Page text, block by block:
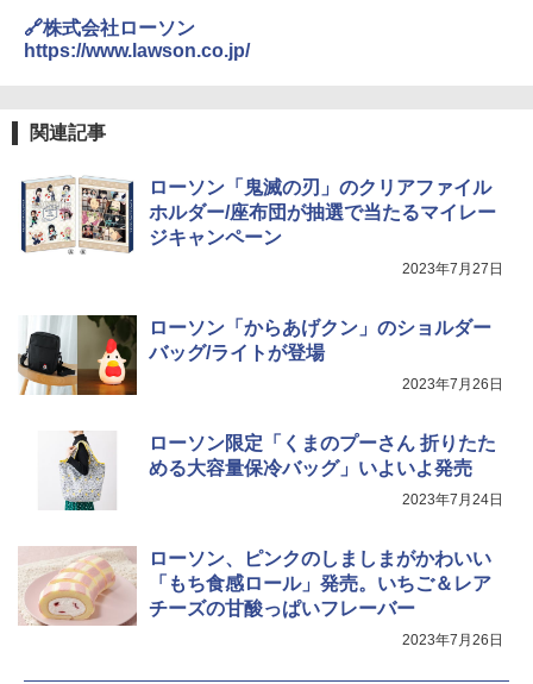
能 自動メニュー33種 簡単お手入れ ブラ
4
TOSHIBA(東芝) スチームオーブンレン
ジ 石窯ドーム ER-D80A(K) ブラック 25
0℃ 1段調理 フラットテーブル 電子レン
ジ 赤外線センサー ノンフライ調理 簡単
お手入れ 小型 新生活 一人暮らし 二人暮
￥34,546
シャープ ウォーターオーブン ヘルシオ
AX-XJ1-B ブラック 30L 2段調理 コンベ
クション トースト機能
🔗株式会社ローソン
https://www.lawson.co.jp/
関連記事
ローソン「鬼滅の刃」のクリアファイル
ホルダー/座布団が抽選で当たるマイレー
ジキャンペーン
2023年7月27日
ローソン「からあげクン」のショルダー
バッグ/ライトが登場
2023年7月26日
ローソン限定「くまのプーさん 折りたた
める大容量保冷バッグ」いよいよ発売
2023年7月24日
ローソン、ピンクのしましまがかわいい
「もち食感ロール」発売。いちご＆レア
チーズの甘酸っぱいフレーバー
2023年7月26日